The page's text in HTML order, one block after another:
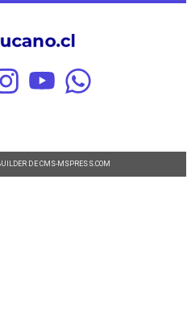
DE CMS-MSPRESS.COM